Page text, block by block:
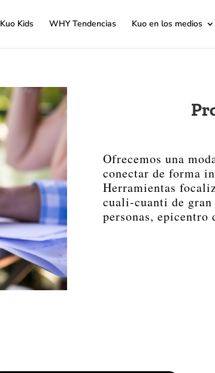
Kuo Kids WHY Tendencias Kuo en los medios
Ofrecemos una
conectar de forma
Herramientas
cuali-cuanti de
personas, epicentro